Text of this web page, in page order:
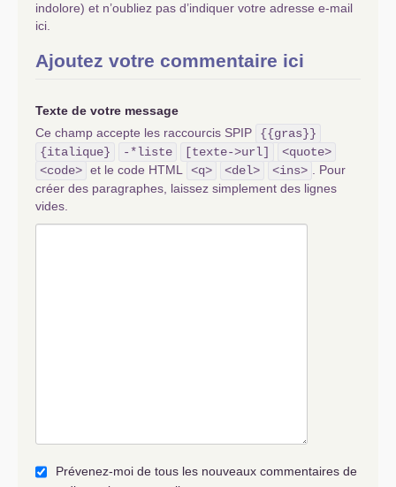
indolore) et n’oubliez pas d’indiquer votre adresse e-mail
ici.
Ajoutez votre commentaire ici
Texte de votre message
Ce champ accepte les raccourcis SPIP
{{gras}}
{italique}
-*liste [texte->url]
<quote>
<code> et le code HTML <q> <del> <ins>
. Pour
créer des paragraphes, laissez simplement des lignes
vides.
Prévenez-moi de tous les nouveaux commentaires de